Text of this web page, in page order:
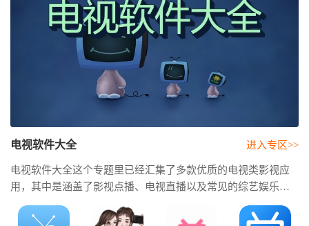
电视软件大全
电视软件大全这个专题里已经汇集了多款优质的电视类影视应
用，其中是涵盖了影视点播、电视直播以及常见的综艺娱乐等
丰富的内容类型。用户可以通过这些软件轻松地观看到各大卫
视的节目以及一些当前的热门电影、电视剧和儿童内容，足以
进入专区>>